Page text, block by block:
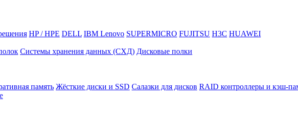
HP / HPE DELL IBM Lenovo SUPERMICRO FUJITSU H3C HUAWEI
Системы хранения данных (СХД) Дисковые полки
память Жёсткие диски и SSD Салазки для дисков RAID контроллеры и кэш-